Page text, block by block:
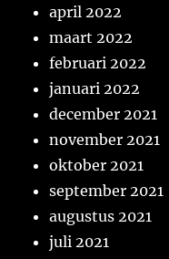
april 2022
maart 2022
februari 2022
januari 2022
december 2021
november 2021
oktober 2021
september 2021
augustus 2021
juli 2021